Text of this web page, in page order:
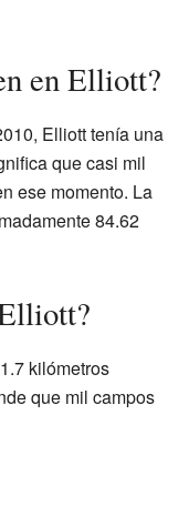
en Elliott?
Elliott tenía una
que casi mil
ese momento. La
84.62
kilómetros
que mil campos